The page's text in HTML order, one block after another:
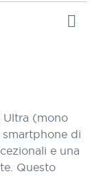
Ultra (mono
di
e una
Questo